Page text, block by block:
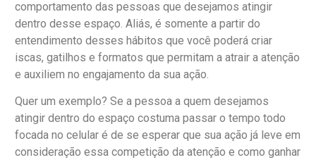
comportamento das pessoas que desejamos atingir
dentro desse espaço. Aliás, é somente a partir do
entendimento desses hábitos que você poderá criar
iscas, gatilhos e formatos que permitam a atrair a atenção
e auxiliem no engajamento da sua ação.
Quer um exemplo? Se a pessoa a quem desejamos
atingir dentro do espaço costuma passar o tempo todo
focada no celular é de se esperar que sua ação já leve em
consideração essa competição da atenção e como ganhar